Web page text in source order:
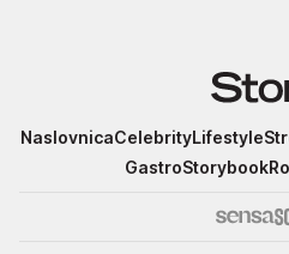
Story
NaslovnicaCelebrityLifestyle
GastroStorybook